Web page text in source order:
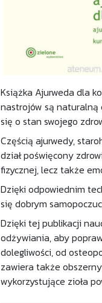
Książka Ajurweda dla
nastrojów są naturalną
się o stan swojego
Częścią ajurwedy,
dział poświęcony
fizycznej, lecz także
Dzięki odpowiednim
się dobrym
Dzięki tej publikacji
odżywiania, aby
dolegliwości, od
zawiera także
wykorzystujące zioła